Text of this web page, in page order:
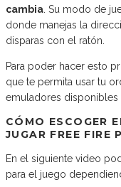
cambia . Su modo de
donde manejas la
disparas con el ratón.
Para poder hacer esto
que te permita usar tu
emuladores disponibles
CÓMO ESCOGER
JUGAR FREE FIRE
En el siguiente video
para el juego